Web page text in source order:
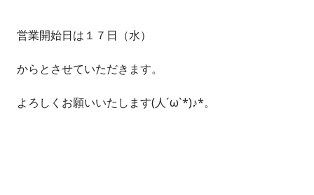
営業開始日は１７日（水）
からとさせていただきます。
よろしくお願いいたします(人´ω`*)♪*。